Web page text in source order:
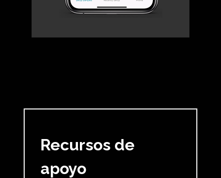
Recursos de
apoyo